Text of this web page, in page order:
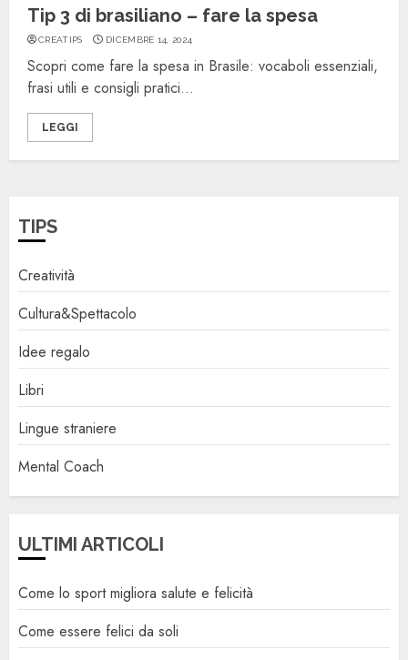
Tip 3 di brasiliano – fare la spesa
CREATIPS DICEMBRE 14, 2024
Scopri come fare la spesa in Brasile: vocaboli essenziali,
frasi utili e consigli pratici...
LEGGI
TIPS
Creatività
Cultura&Spettacolo
Idee regalo
Libri
Lingue straniere
Mental Coach
ULTIMI ARTICOLI
Come lo sport migliora salute e felicità
Come essere felici da soli